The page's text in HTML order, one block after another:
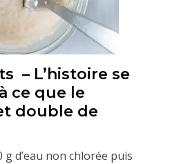
– L’histoire se
ce que le
double de
d’eau non chlorée puis